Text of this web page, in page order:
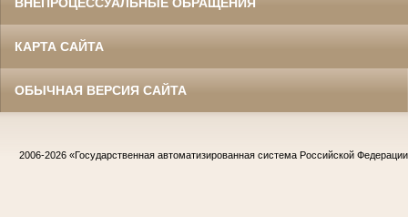
КАРТА САЙТА
ОБЫЧНАЯ ВЕРСИЯ САЙТА
2006-2026 «Государственная автоматизированная система Российской